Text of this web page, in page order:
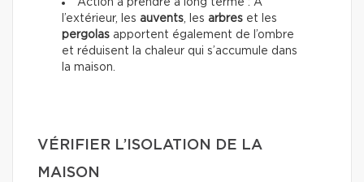
Action à prendre à long terme : À
l’extérieur, les auvents, les arbres et les
pergolas apportent également de l’ombre
et réduisent la chaleur qui s’accumule dans
la maison.
VÉRIFIER L’ISOLATION DE LA
MAISON